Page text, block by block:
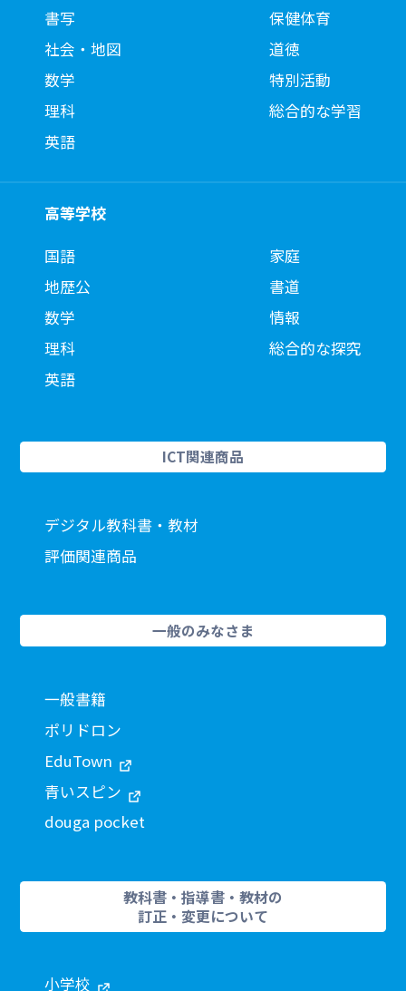
書写
社会・地図
数学
理科
英語
保健体育
道徳
特別活動
総合的な学習
高等学校
国語
地歴公
数学
理科
英語
家庭
書道
情報
総合的な探究
ICT関連商品
デジタル教科書・教材
評価関連商品
一般のみなさま
一般書籍
ポリドロン
EduTown
青いスピン
douga pocket
教科書・指導書・教材の
訂正・変更について
小学校